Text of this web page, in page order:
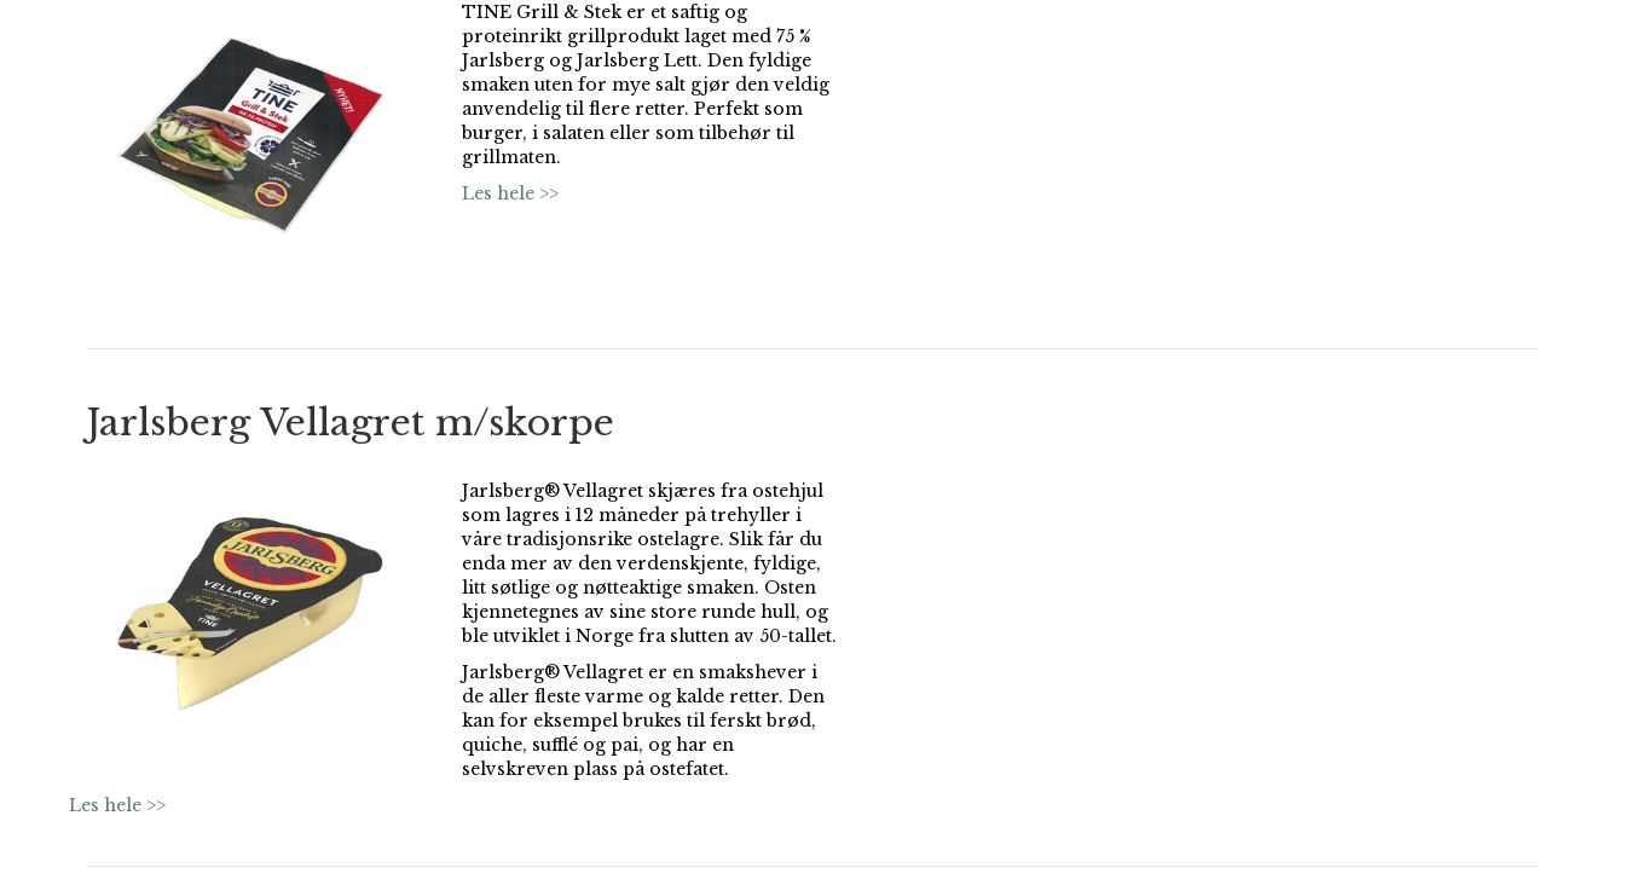
TINE Grill & Stek er et saftig og
proteinrikt grillprodukt laget med 75 %
Jarlsberg og Jarlsberg Lett. Den fyldige
smaken uten for mye salt gjør den veldig
anvendelig til flere retter. Perfekt som
burger, i salaten eller som tilbehør til
grillmaten.
Les hele >>
Jarlsberg Vellagret m/skorpe
Jarlsberg® Vellagret skjæres fra ostehjul
som lagres i 12 måneder på trehyller i
våre tradisjonsrike ostelagre. Slik får du
enda mer av den verdenskjente, fyldige,
litt søtlige og nøtteaktige smaken. Osten
kjennetegnes av sine store runde hull, og
ble utviklet i Norge fra slutten av 50-tallet.
Jarlsberg® Vellagret er en smakshever i
de aller fleste varme og kalde retter. Den
kan for eksempel brukes til ferskt brød,
quiche, sufflé og pai, og har en
selvskreven plass på ostefatet.
Les hele >>